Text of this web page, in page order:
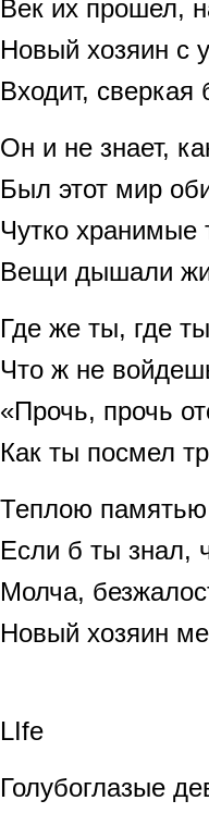
Век их прошел,
Новый хозяин с
Входит,
Он и не знает,
Был этот мир
Чутко хранимые
Вещи дышали
Где же ты, где
Что ж не
«Прочь, прочь
Как ты посмел
Теплою памятью
Если б ты знал,
Молча,
Новый хозяин
LIfe
Голубоглазые